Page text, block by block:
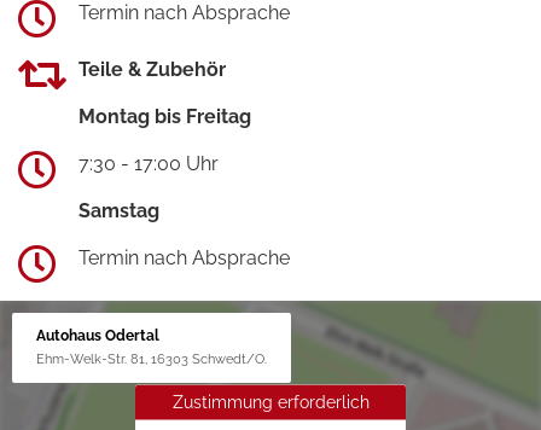
Termin nach Absprache
Teile & Zubehör
Montag bis Freitag
7:30 - 17:00 Uhr
Samstag
Termin nach Absprache
Autohaus Odertal
Ehm-Welk-Str. 81, 16303 Schwedt/O.
Zustimmung erforderlich